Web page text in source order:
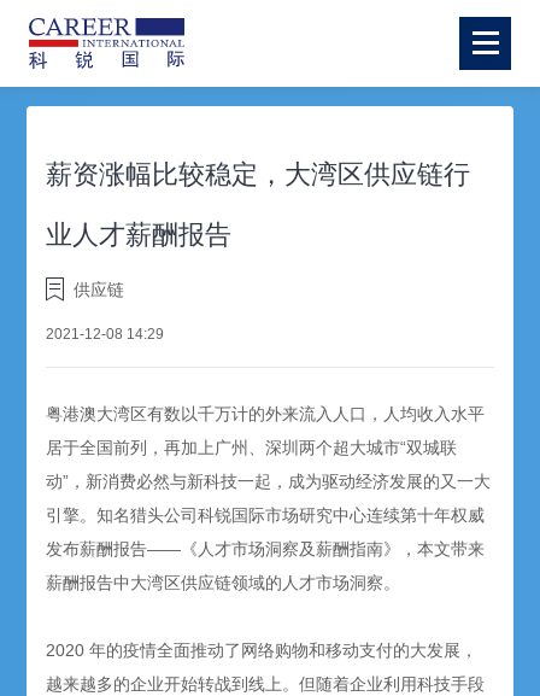
薪资涨幅比较稳定，大湾区供应链行
业人才薪酬报告
供应链
2021-12-08 14:29
粤港澳大湾区有数以千万计的外来流入人口，人均收入水平
居于全国前列，再加上广州、深圳两个超大城市“双城联
动”，新消费必然与新科技一起，成为驱动经济发展的又一大
引擎。知名猎头公司科锐国际市场研究中心连续第十年权威
发布薪酬报告——《人才市场洞察及薪酬指南》，本文带来
薪酬报告中大湾区供应链领域的人才市场洞察。
2020 年的疫情全面推动了网络购物和移动支付的大发展，
越来越多的企业开始转战到线上。但随着企业利用科技手段